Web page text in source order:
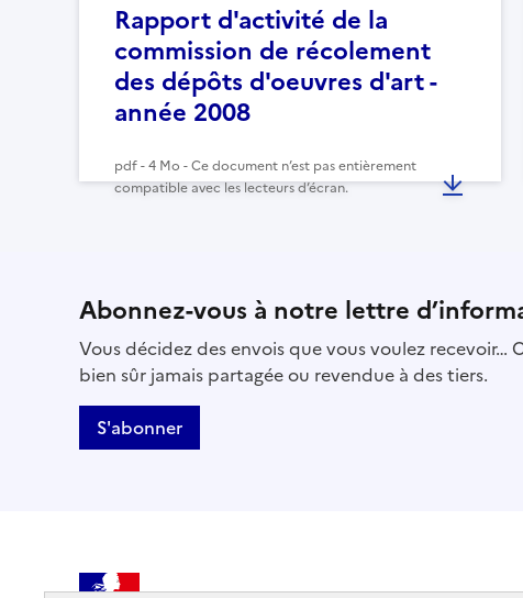
Rapport d'activité de la
commission de récolement
des dépôts d'oeuvres d'art -
année 2008
pdf - 4 Mo - Ce document n’est pas entièrement
compatible avec les lecteurs d’écran.
Abonnez-vous à notre lettre
Vous décidez des envois que vous voulez recevoir…
bien sûr jamais partagée ou revendue à des tiers.
S'abonner